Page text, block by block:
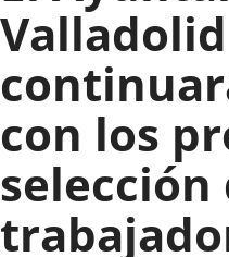
Valladolid
con los
selección